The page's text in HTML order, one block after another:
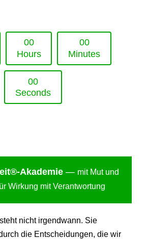
00
Hours
00
Minutes
00
Seconds
t®-Akademie — mit Mut und
Wirkung mit Verantwortung
nicht irgendwann. Sie
die Entscheidungen, die wir